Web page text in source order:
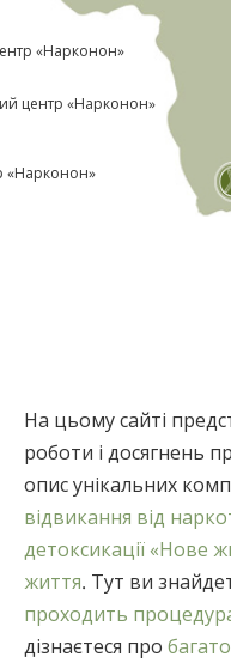
«Нарконон»
центр «Нарконон»
«Нарконон»
На цьому сайті
роботи і досягнень
опис унікальних
відвикання від
детоксикації «Нове
життя. Тут ви
проходить
дізнаєтеся про